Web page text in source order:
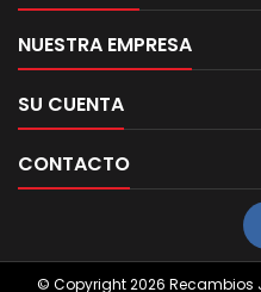
NUESTRA EMPRESA
SU CUENTA
CONTACTO
© Copyright 2026 Recambios